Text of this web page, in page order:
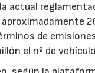
actual
de
el nº de